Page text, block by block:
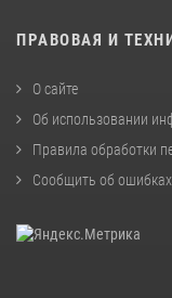
ПРАВОВАЯ И
О сайте
Об использовании
Правила обработки
Сообщить об ошибках